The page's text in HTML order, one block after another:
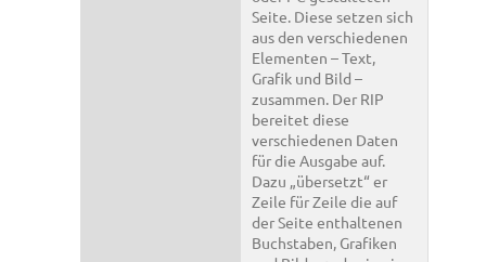
Seite. Diese setzen sich
aus den verschiedenen
Elementen – Text,
Grafik und Bild –
zusammen. Der RIP
bereitet diese
verschiedenen Daten
für die Ausgabe auf.
Dazu „übersetzt“ er
Zeile für Zeile die auf
der Seite enthaltenen
Buchstaben, Grafiken